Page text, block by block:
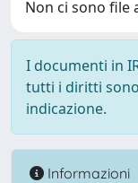
Non ci sono file
I documenti in
tutti i diritti
indicazione.
Informazioni